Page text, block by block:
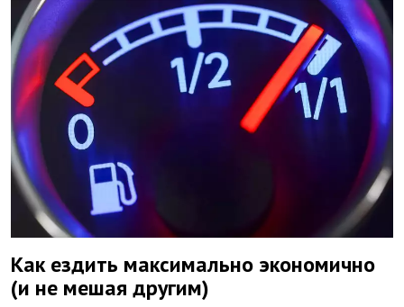
Как ездить максимально экономично
(и не мешая другим)